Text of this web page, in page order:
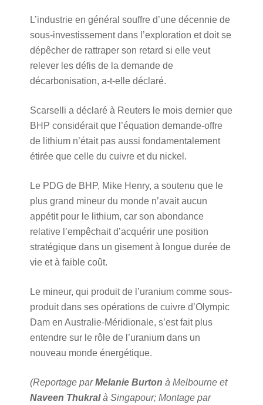
L’industrie en général souffre d’une décennie de
sous-investissement dans l’exploration et doit se
dépêcher de rattraper son retard si elle veut
relever les défis de la demande de
décarbonisation, a-t-elle déclaré.
Scarselli a déclaré à Reuters le mois dernier que
BHP considérait que l’équation demande-offre
de lithium n’était pas aussi fondamentalement
étirée que celle du cuivre et du nickel.
Le PDG de BHP, Mike Henry, a soutenu que le
plus grand mineur du monde n’avait aucun
appétit pour le lithium, car son abondance
relative l’empêchait d’acquérir une position
stratégique dans un gisement à longue durée de
vie et à faible coût.
Le mineur, qui produit de l’uranium comme sous-
produit dans ses opérations de cuivre d’Olympic
Dam en Australie-Méridionale, s’est fait plus
entendre sur le rôle de l’uranium dans un
nouveau monde énergétique.
(Reportage parMelanie Burton à Melbourne et
Naveen Thukralà Singapour; Montage par